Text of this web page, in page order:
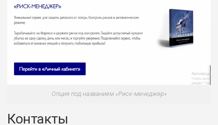
Опция под названием «Риск-менеджер»
Контакты